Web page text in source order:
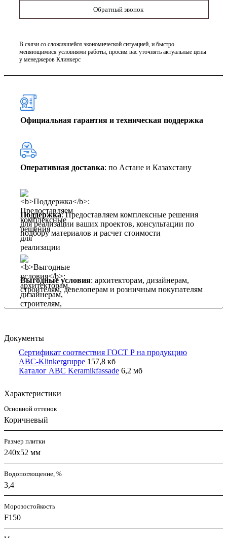
Обратный звонок
В связи со сложившейся экономической ситуацией, и быстро
меняющимися условиями работы, просим вас уточнять актуальные цены
у менеджеров Клинкерс
Официальная гарантия и техническая поддержка
Оперативная доставка: по Астане и Казахстану
Поддержка: Предоставляем комплексные решения
для реализации ваших проектов, консультации по
подбору материалов и расчет стоимости
Выгодные условия: архитекторам, дизайнерам,
строителям, девелоперам и розничным покупателям
Документы
Сертификат соотвествия ГОСТ Р на продукцию
ABC-Klinkergruppe 157,8 кб
Каталог ABC Keramikfassade 6,2 мб
Характеристики
Основной оттенок
Коричневый
Размер плитки
240x52 мм
Водопоглощение, %
3,4
Морозостойкость
F150